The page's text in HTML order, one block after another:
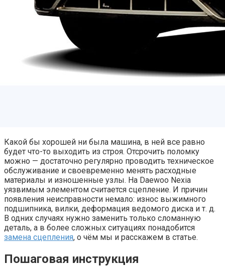
Какой бы хорошей ни была машина, в ней все равно
будет что-то выходить из строя. Отсрочить поломку
можно — достаточно регулярно проводить техническое
обслуживание и своевременно менять расходные
материалы и изношенные узлы. На Daewoo Nexia
уязвимым элементом считается сцепление. И причин
появления неисправности немало: износ выжимного
подшипника, вилки, деформация ведомого диска и т. д.
В одних случаях нужно заменить только сломанную
деталь, а в более сложных ситуациях понадобится
замена сцепления, о чём мы и расскажем в статье.
Пошаговая инструкция